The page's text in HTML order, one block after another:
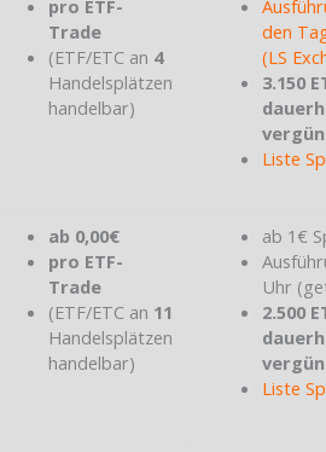
pro ETF-
Trade
(ETF/ETC an 4
Handelsplätzen
handelbar)
den
(LS
3.150
Liste
ab 0,00€
pro ETF-
Trade
(ETF/ETC an 11
Handelsplätzen
handelbar)
ab 1€
Uhr
2.500
Liste